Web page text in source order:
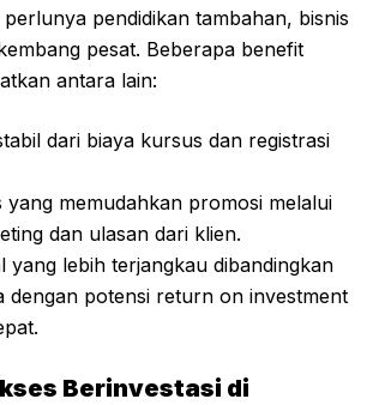
pendidikan tambahan, bisnis
pesat. Beberapa benefit
antara lain:
dari biaya kursus dan registrasi
yang memudahkan promosi melalui
dan ulasan dari klien.
yang lebih terjangkau dibandingkan
dengan potensi return on investment
Berinvestasi di